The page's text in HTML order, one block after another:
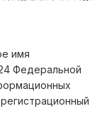
имя
Федеральной